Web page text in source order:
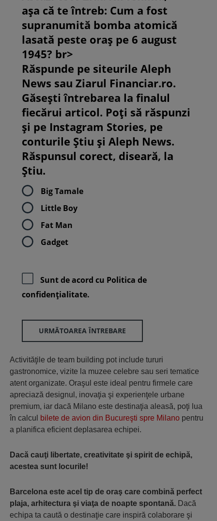
așa că te întreb: Cum a fost
supranumită bomba atomică
lasată peste oraș pe 6 august
1945? br>
Răspunde pe siteurile Aleph
News sau Ziarul Financiar.ro.
Găsești întrebarea la finalul
fiecărui articol. Poți să răspunzi
și pe Instagram Stories, pe
conturile Știu și Aleph News.
Răspunsul corect, diseară, la
Știu.
Big Tamale
Little Boy
Fat Man
Gadget
Sunt de acord cu Politica de
confidenţialitate.
URMĂTOAREA ÎNTREBARE
Activităţile de team building pot include tururi
gastronomice, vizite la muzee celebre sau seri tematice
atent organizate. Oraşul este ideal pentru firmele care
apreciază designul, inovaţia şi experienţele urbane
premium, iar dacă Milano este destinaţia aleasă, poţi lua
în calcul
bilete de avion din Bucureşti spre Milano pentru
a planifica eficient deplasarea echipei.
Dacă cauţi libertate, creativitate şi spirit de echipă,
acestea sunt locurile!
Barcelona este acel tip de oraş care combină perfect
plaja, arhitectura şi viaţa de noapte spontană. Dacă
echipa ta caută o destinaţie care inspiră colaborare şi